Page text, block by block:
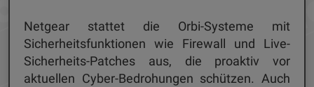
Netgear stattet die Orbi-Systeme mit
Sicherheitsfunktionen wie Firewall und Live-
Sicherheits-Patches aus, die proaktiv vor
aktuellen Cyber-Bedrohungen schützen. Auch